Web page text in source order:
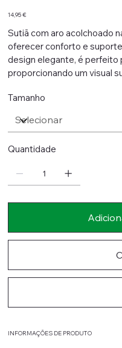
Preço
14,95 €
Sutiã com aro acolchoado
oferecer conforto e
design elegante, é perfeito
proporcionando um visual
Tamanho
Quantidade
INFORMAÇÕES DE PRODUTO